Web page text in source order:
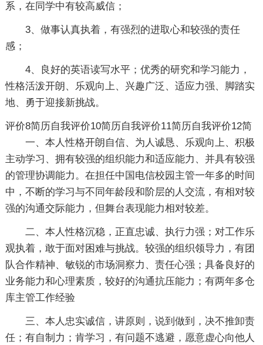
系，在同学中有较高威信；
3、做事认真执着，有强烈的进取心和较强的责任
感；
4、良好的英语读写水平；优秀的研究和学习能力，
性格活泼开朗、乐观向上、兴趣广泛、适应力强、脚踏实
地、勇于迎接新挑战。
评价8
一、本人性格开朗自信、为人诚恳、乐观向上、积极
主动学习、拥有较强的组织能力和适应能力、并具有较强
的管理协调能力。在担任中国电信校园主管一年多的时间
中，不断的学习与不同年龄段和阶层的人交流，有相对较
强的沟通交际能力，但舞台表现能力相对较差。
二、本人性格沉稳，正直忠诚、执行力强；对工作乐
观执着，敢于面对困难与挑战。较强的组织领导力，有团
队合作精神、敏锐的市场洞察力、责任心强；具备良好的
业务能力和心理素质，较好的沟通抗压能力；有两年多仓
库主管工作经验
三、本人忠实诚信，讲原则，说到做到，决不推卸责
任；有自制力；肯学习，有问题不逃避，愿意虚心向他人
简历自我评价10简历自我评价11简历自我评价12简